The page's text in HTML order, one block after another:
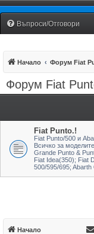
Fiat
Въпроси/Отговори
Начало Форум Fiat
Форум Fiat
Fiat Punto.!
Fiat Punto/500 и
Всичко за
Grande Punto &
Fiat Idea(350); Fiat
500/595/695; Abarth
Начало